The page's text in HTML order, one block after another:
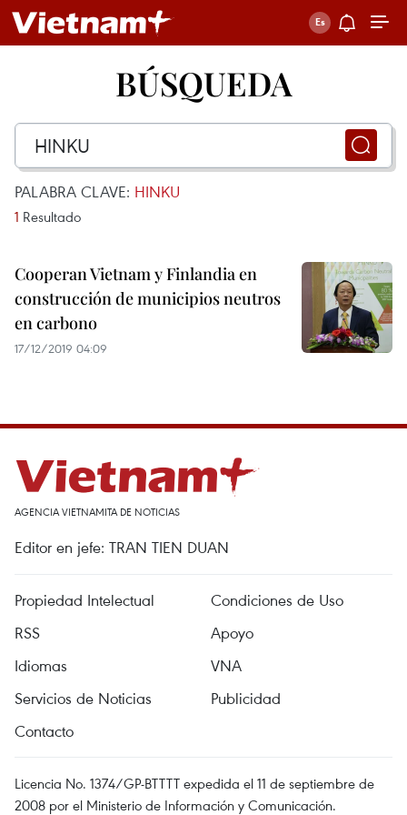
BÚSQUEDA
PALABRA CLAVE: HINKU
1 Resultado
Cooperan Vietnam y Finlandia en
construcción de municipios neutros
en carbono
17/12/2019 04:09
AGENCIA VIETNAMITA DE NOTICIAS
Editor en jefe: TRAN TIEN DUAN
Propiedad Intelectual
Condiciones de Uso
RSS
Apoyo
Idiomas
VNA
Servicios de Noticias
Publicidad
Contacto
Licencia No. 1374/GP-BTTTT expedida el 11 de septiembre de
2008 por el Ministerio de Información y Comunicación.